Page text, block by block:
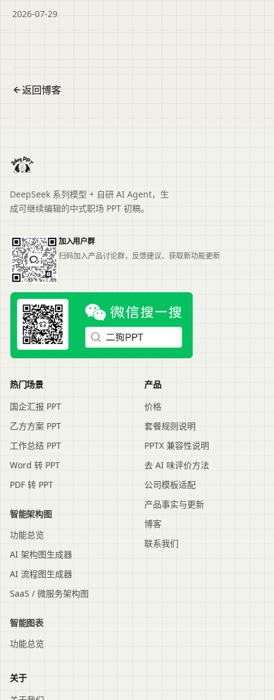
用二狗PPT的大纲编辑功能从同一源文档灵活组织三个版
2026-07-29
返回博客
DeepSeek 系列模型 + 自研 AI Agent，生
成可继续编辑的中式职场 PPT 初稿。
加入用户群
扫码加入产品讨论群，反馈建议、获取新功能更新
热门场景
国企汇报 PPT
乙方方案 PPT
工作总结 PPT
Word 转 PPT
PDF 转 PPT
智能架构图
功能总览
AI 架构图生成器
AI 流程图生成器
SaaS / 微服务架构图
智能图表
功能总览
产品
价格
套餐规则说明
PPTX 兼容性说明
去 AI 味评价方法
公司模板适配
产品事实与更新
博客
联系我们
关于